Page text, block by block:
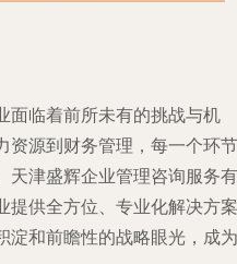
面临着前所未有的挑战与机
资源到财务管理，每一个环节
天津盛辉企业管理咨询服务有
提供全方位、专业化解决方案
淀和前瞻性的战略眼光，成为